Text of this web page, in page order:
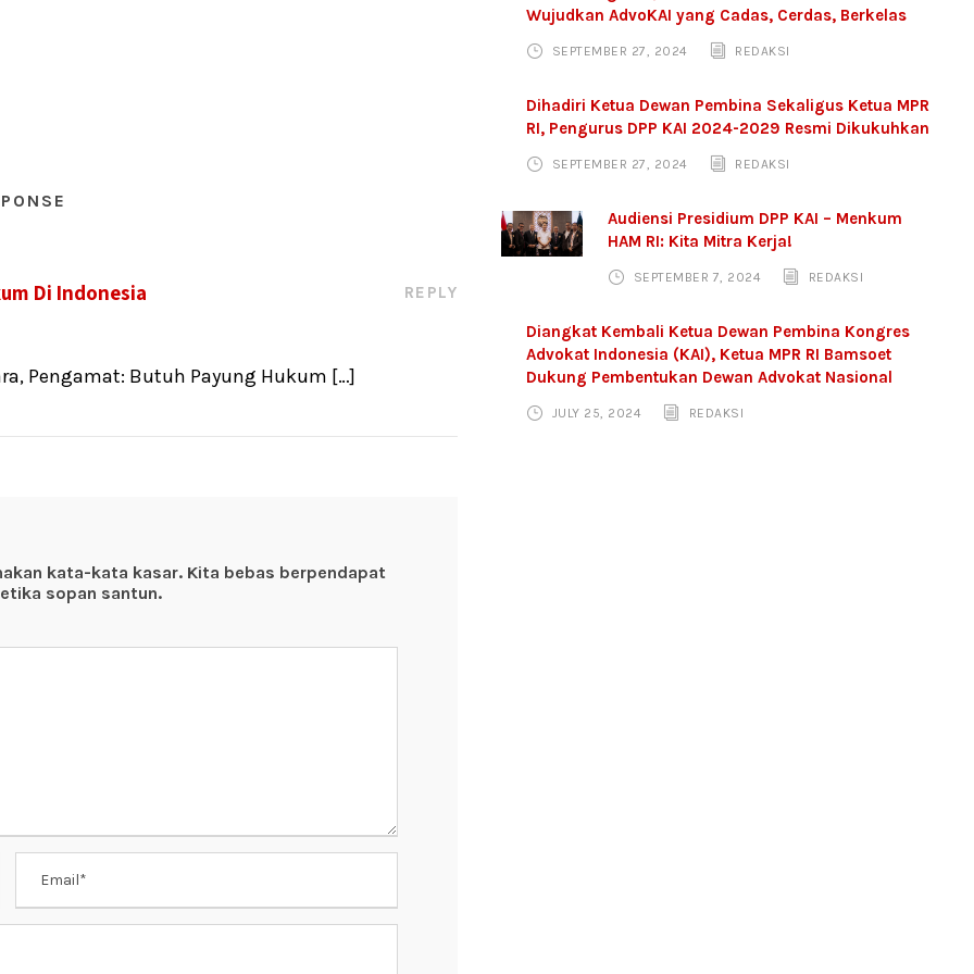
Di Indonesia REPLY
Pengamat: Butuh Payung Hukum […]
kata-kata kasar. Kita bebas berpendapat
sopan santun.
Wujudkan AdvoKAI yang Cadas, Cerdas, Berkelas
SEPTEMBER 27, 2024 REDAKSI
Dihadiri Ketua Dewan Pembina Sekaligus Ketua MPR
RI, Pengurus DPP KAI 2024-2029 Resmi Dikukuhkan
SEPTEMBER 27, 2024 REDAKSI
Audiensi Presidium DPP KAI – Menkum
HAM RI: Kita Mitra Kerja!
SEPTEMBER 7, 2024 REDAKSI
Diangkat Kembali Ketua Dewan Pembina Kongres
Advokat Indonesia (KAI), Ketua MPR RI Bamsoet
Dukung Pembentukan Dewan Advokat Nasional
JULY 25, 2024 REDAKSI